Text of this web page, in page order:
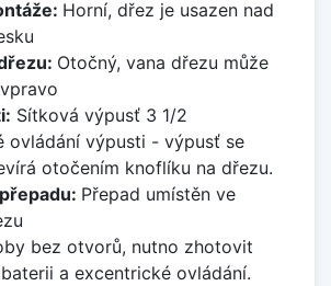
Horní, dřez je usazen nad
Otočný, vana dřezu může
Sítková výpusť 3 1/2
ovládání výpusti - výpusť se
otočením knoflíku na dřezu.
Přepad umístěn ve
bez otvorů, nutno zhotovit
a excentrické ovládání.